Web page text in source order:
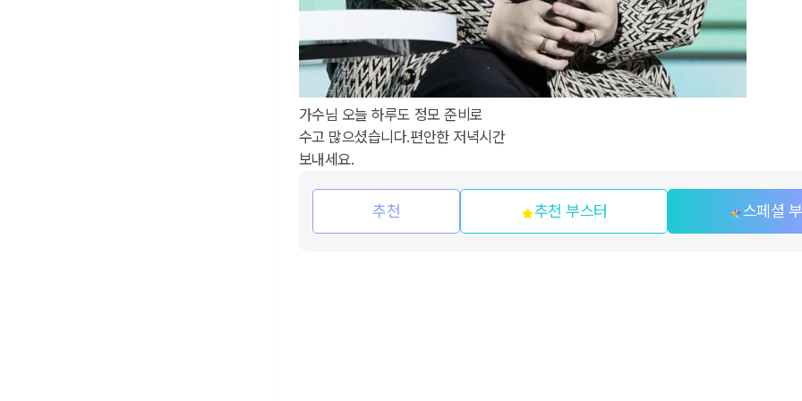
가수님 오늘 하루도 정모 준비로
수고 많으셨습니다.편안한 저녁시간
보내세요.
추천 추천 부스터 스페셜